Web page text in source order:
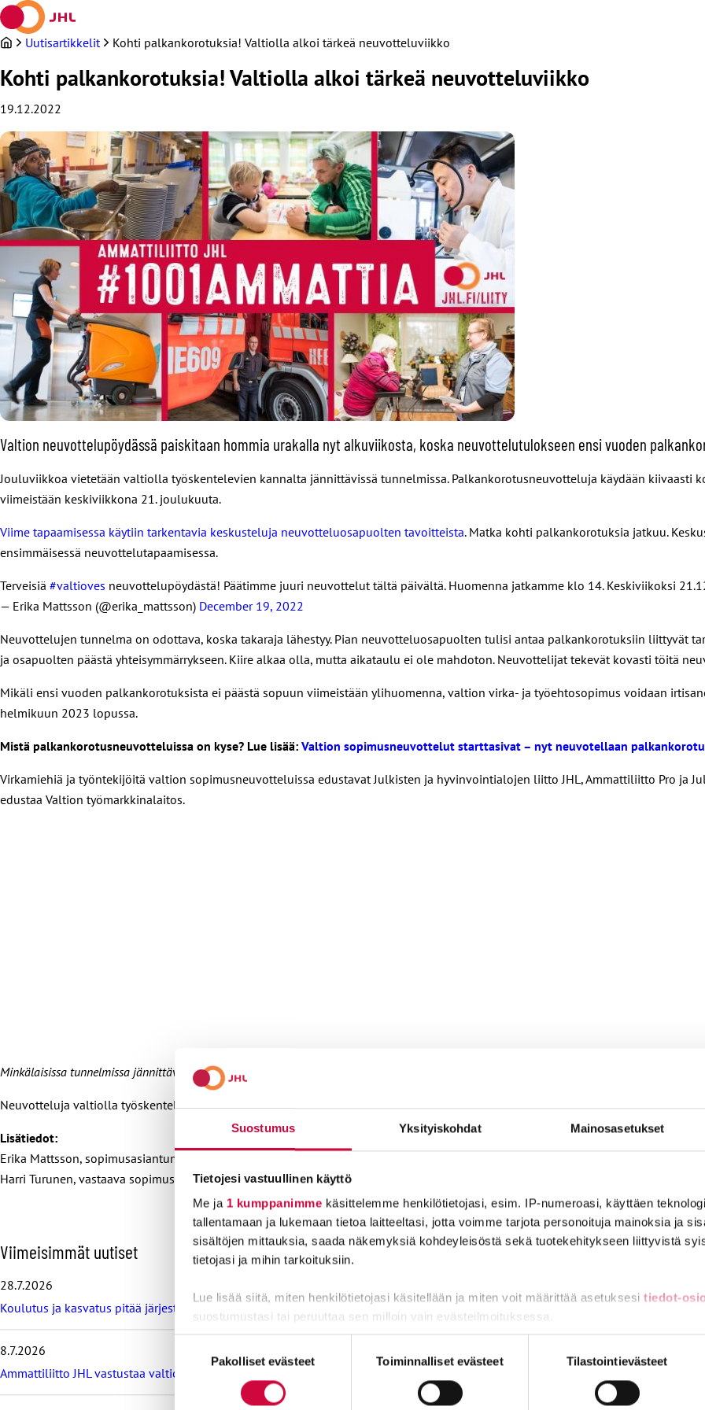
Suostumus Yksityiskohdat Mainosasetukset
Tietojesi vastuullinen käyttö
Me ja 1 kumppanimme käsittelemme henkilötietojasi, esim. IP-numeroasi, käyttäen
tallentamaan ja lukemaan tietoa laitteeltasi, jotta voimme tarjota personoituja mainoksia ja
sisältöjen mittauksia, saada näkemyksiä kohdeyleisöstä sekä tuotekehitykseen liittyvistä
tietojasi ja mihin tarkoituksiin.
Lue lisää siitä, miten henkilötietojasi käsitellään ja miten voit määrittää asetuksesi tiedot-
suostumustasi tai peruuttaa sen milloin vain evästeilmoituksessa.
Evästeistä osa on välttämättömiä, osa sivuston toimintaa parantavia, ja osaa käytetään
Pakolliset evästeet Toiminnalliset evästeet Tilastointievästeet
Siirry
sisältöön
Uutisartikkelit
Kohti palkankorotuksia! Valtiolla alkoi tärkeä neuvotteluviikko
Kohti palkankorotuksia! Valtiolla alkoi tärkeä neuvotteluviikko
19.12.2022
Valtion neuvottelupöydässä paiskitaan hommia urakalla nyt alkuviikosta, koska neuvottelutulokseen ensi vuoden
Jouluviikkoa vietetään valtiolla työskentelevien kannalta jännittävissä tunnelmissa. Palkankorotusneuvotteluja käydään kiivaasti
viimeistään keskiviikkona 21. joulukuuta.
Viime tapaamisessa käytiin tarkentavia keskusteluja neuvotteluosapuolten tavoitteista.Matka kohti palkankorotuksia jatkuu.
ensimmäisessä neuvottelutapaamisessa.
Terveisiä #valtioves neuvottelupöydästä! Päätimme juuri neuvottelut tältä päivältä. Huomenna jatkamme klo 14. Keskiviikoksi
— Erika Mattsson (@erika_mattsson) December 19, 2022
Neuvottelujen tunnelma on odottava, koska takaraja lähestyy. Pian neuvotteluosapuolten tulisi antaa palkankorotuksiin liittyvät
ja osapuolten päästä yhteisymmärrykseen. Kiire alkaa olla, mutta aikataulu ei ole mahdoton. Neuvottelijat tekevät kovasti töitä
Mikäli ensi vuoden palkankorotuksista ei päästä sopuun viimeistään ylihuomenna, valtion virka- ja työehtosopimus voidaan
helmikuun 2023 lopussa.
Mistä palkankorotusneuvotteluissa on kyse? Lue lisää: Valtion sopimusneuvottelut starttasivat – nyt neuvotellaan
Virkamiehiä ja työntekijöitä valtion sopimusneuvotteluissa edustavat Julkisten ja hyvinvointialojen liitto JHL, Ammattiliitto Pro ja
edustaa Valtion työmarkkinalaitos.
Minkälaisissa tunnelmissa jännittävä ja tärkeä neuvotteluviikko alkoi? Valtion sopimusneuvottelija
Neuvotteluja valtiolla työskentelevien palkankorotuksista jatketaan heti huomenna 20. joulukuuta.
Lisätiedot:
Erika Mattsson, sopimusasiantuntija, 0400 461 411
Harri Turunen, vastaava sopimusasiantuntija, 050 461 9303
O
h
i
t
a
i
m
Viimeisimmät uutiset
28.7.2026
Koulutus ja kasvatus pitää järjestää lasten ja nuorten hyvinvoinnin ehdoilla – Ammattiliitto JHL on antanut lausunnon koulujen
8.7.2026
Ammattiliitto JHL vastustaa valtiokonttoria koskevan lain muutosta